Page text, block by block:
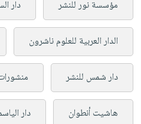
مؤسسة نور للنشر دار
الدار العربية للعلوم ناشرون
دار شمس للنشر
هاشيت أنطوان دار